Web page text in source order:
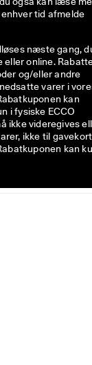
tid afmelde
næste gang,
eller online.
og/eller andre
varer i
kan
i fysiske ECCO
ikke videregives
ikke til
kan